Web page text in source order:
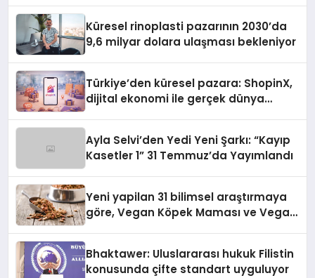
Küresel rinoplasti pazarının 2030’da
9,6 milyar dolara ulaşması bekleniyor
Türkiye’den küresel pazara: ShopinX,
dijital ekonomi ile gerçek dünya
Ayla Selvi’den Yedi Yeni Şarkı: “Kayıp
Kasetler 1” 31 Temmuz’da Yayımlandı
Yeni yapilan 31 bilimsel araştırmaya
göre, Vegan Köpek Maması ve Vegan
Bhaktawer: Uluslararası hukuk Filistin
konusunda çifte standart uyguluyor